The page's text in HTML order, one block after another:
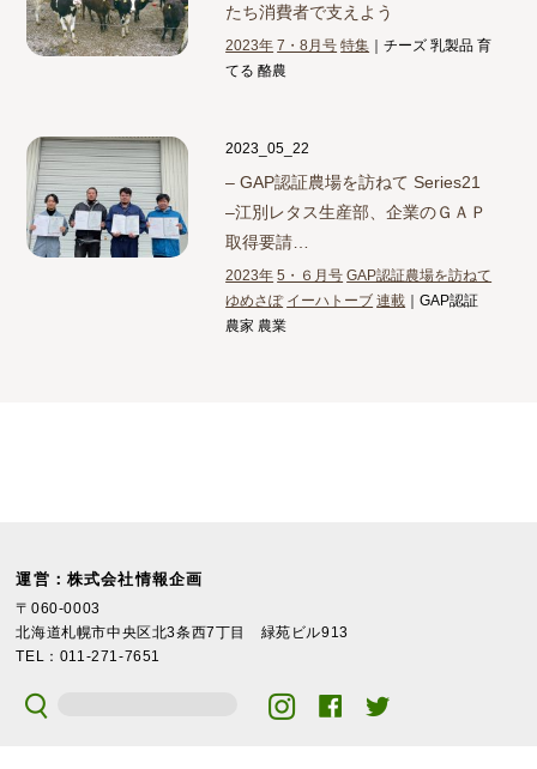
たち消費者で支えよう
2023年 7・8月号 特集 ｜チーズ 乳製品 育
てる 酪農
2023_05_22
– GAP認証農場を訪ねて Series21
–江別レタス生産部、企業のＧＡＰ
取得要請…
2023年 5・６月号 GAP認証農場を訪ねて
ゆめさぽ イーハトーブ 連載 ｜GAP認証
農家 農業
運営：株式会社情報企画
〒060-0003
北海道札幌市中央区北3条西7丁目 緑苑ビル913
TEL：011-271-7651